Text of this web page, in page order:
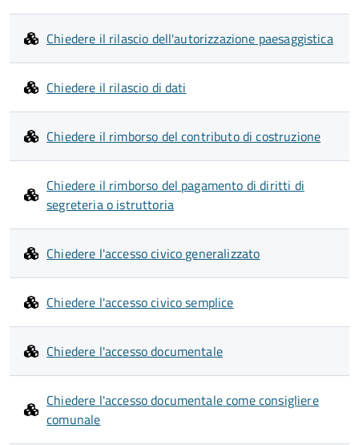
Chiedere il rilascio dell'autorizzazione paesaggistica
Chiedere il rilascio di dati
Chiedere il rimborso del contributo di costruzione
Chiedere il rimborso del pagamento di diritti di
segreteria o istruttoria
Chiedere l'accesso civico generalizzato
Chiedere l'accesso civico semplice
Chiedere l'accesso documentale
Chiedere l'accesso documentale come consigliere
comunale